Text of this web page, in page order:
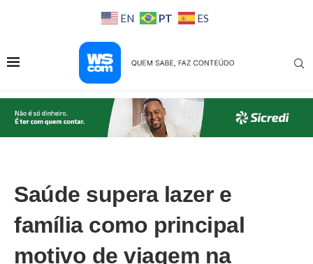
EN PT ES
Saúde supera lazer e
família como principal
motivo de viagem na